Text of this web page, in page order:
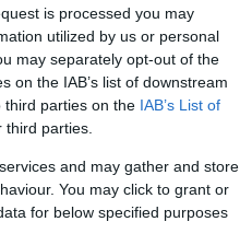
is processed you may
utilized by us or personal
may separately opt-out of the
on the IAB’s list of downstream
third parties on the IAB’s List of
parties.
and may gather and store
You may click to grant or
for below specified purposes
Szólj hozzá!
lindemann